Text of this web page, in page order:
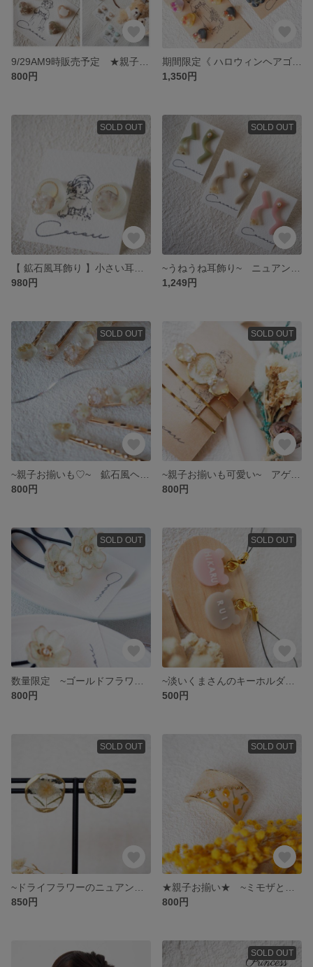
800円
1,350円
SOLD OUT
980円
SOLD OUT
1,249円
SOLD OUT
800円
SOLD OUT
800円
SOLD OUT
800円
SOLD OUT
500円
SOLD OUT
850円
SOLD OUT
800円
SOLD OUT